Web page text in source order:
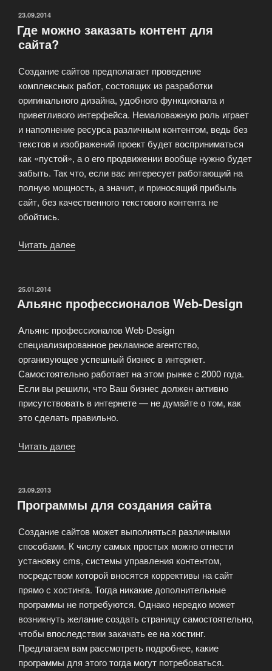
ОПУБЛИКОВАНО
23.09.2014
Где можно заказать контент для
сайта?
Создание сайтов предполагает проведение
комплексных работ, состоящих из разработки
оригинального дизайна, удобного функционала и
приветливого интерфейса. Немаловажную роль играет
и наполнение ресурса различным контентом, ведь без
текстов и изображений проект будет восприниматься
как «пустой», а о его продвижении вообще нужно будет
забыть. Так что, если вас интересует работающий на
полную мощность, а значит, и приносящий прибыль
сайт, без качественного текстового контента не
обойтись.
Читать далее
для
ОПУБЛИКОВАНО
25.01.2014
Альянс профессионалов Web-Design
Альянс профессионалов Web-Design
специализированное рекламное агентство,
организующее успешный бизнес в интернет.
Самостоятельно работает на этом рынке с 2000 года.
Если вы решили, что Ваш бизнес должен активно
присутствовать в интернете — не думайте о том, как
это сделать правильно.
Читать далее
ОПУБЛИКОВАНО
23.09.2013
Программы для создания сайта
Создание сайтов может выполняться различными
способами. К числу самых простых можно отнести
установку cms, системы управления контентом,
посредством которой вносятся коррективы на сайт
прямо с хостинга. Тогда никакие дополнительные
программы не потребуются. Однако нередко может
возникнуть желание создать страницу самостоятельно,
чтобы впоследствии закачать ее на хостинг.
Предлагаем вам рассмотреть подробнее, какие
программы для этого тогда могут потребоваться.